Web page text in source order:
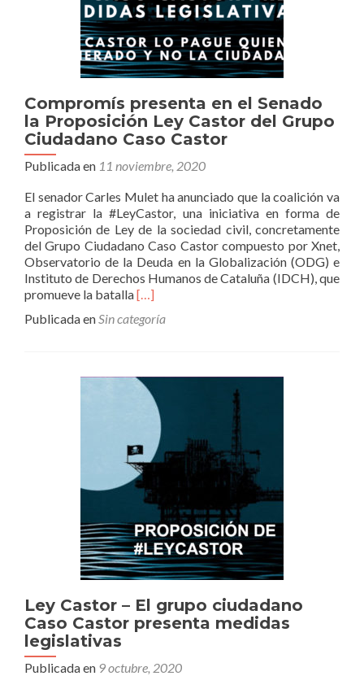
Congreso
Compromís presenta en el Senado
la Proposición Ley Castor del Grupo
Ciudadano Caso Castor
Publicada en 11 noviembre, 2020
El senador Carles Mulet ha anunciado que la coalición va
a registrar la #LeyCastor, una iniciativa en forma de
Proposición de Ley de la sociedad civil, concretamente
del Grupo Ciudadano Caso Castor compuesto por Xnet,
Observatorio de la Deuda en la Globalización (ODG) e
Instituto de Derechos Humanos de Cataluña (IDCH), que
promueve la batallaLeer
presenta
Senado
la
Proposición
Castor
del
Grupo
Ciudadano
Caso
Castor
[…]
Publicada en Sin categoría
Ley Castor – El grupo ciudadano
Caso Castor presenta medidas
legislativas
Publicada en 9 octubre, 2020